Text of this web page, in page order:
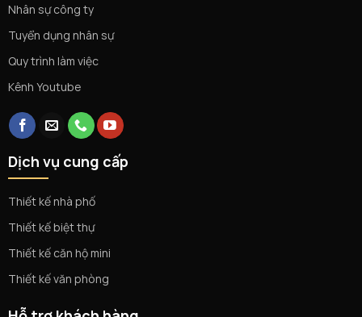
Nhân sự công ty
Tuyển dụng nhân sự
Quy trình làm việc
Kênh Youtube
Dịch vụ cung cấp
Thiết kế nhà phố
Thiết kế biệt thự
Thiết kế căn hộ mini
Thiết kế văn phòng